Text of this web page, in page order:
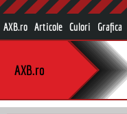
AXB.ro Articole Culori Grafica
AXB.ro